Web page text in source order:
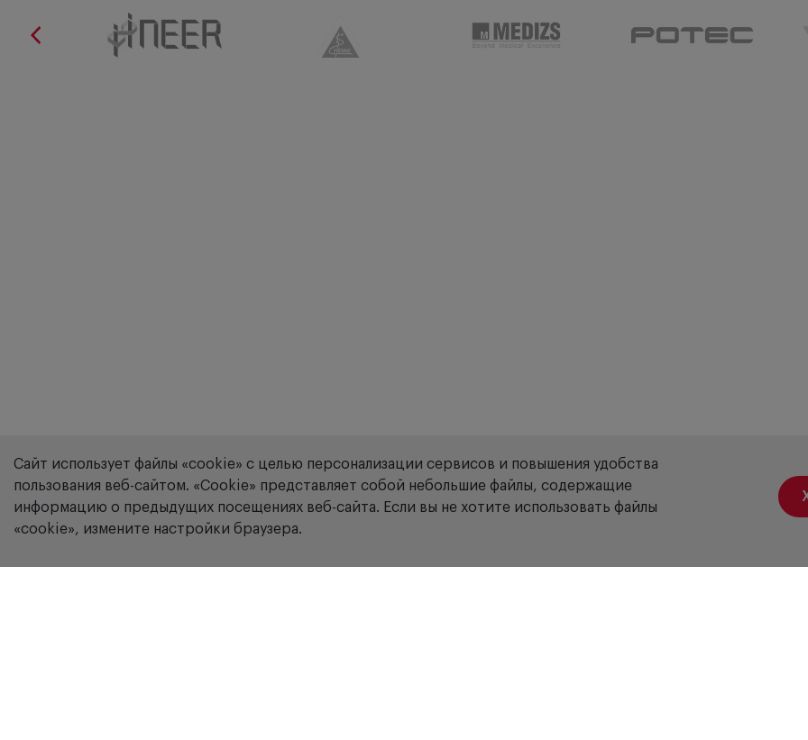
Сайт использует файлы «cookie» с целью персонализации сервисов и повышения удобства
пользования веб-сайтом. «Сookie» представляет собой небольшие файлы, содержащие
информацию о предыдущих посещениях веб-сайта. Если вы не хотите использовать файлы
«cookie», измените настройки браузера.